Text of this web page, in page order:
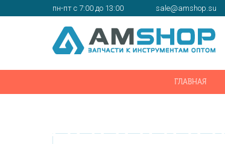
пн-пт с 7:00 до 13:00 sale@amshop.su
ГЛАВНАЯ